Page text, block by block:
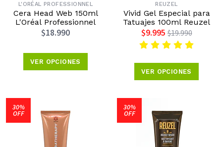
L'ORÉAL PROFESSIONNEL
Cera Head Web 150ml
L'Oréal Professionnel
$18.990
VER OPCIONES
REUZEL
Vivid Gel Especial para
Tatuajes 100ml Reuzel
$9.995 $19.990
VER OPCIONES
30%
OFF
30%
OFF